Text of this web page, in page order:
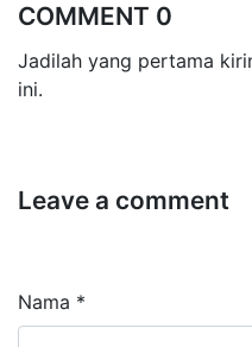
COMMENT 0
Jadilah yang pertama
ini.
Leave a comment
Nama *